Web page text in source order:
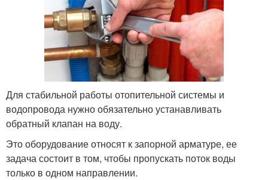
Для стабильной работы отопительной системы и
водопровода нужно обязательно устанавливать
обратный клапан на воду.
Это оборудование относят к запорной арматуре, ее
задача состоит в том, чтобы пропускать поток воды
только в одном направлении.